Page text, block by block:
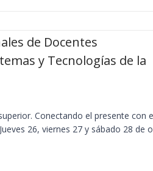
de Docentes
y Tecnologías de la
Conectando el presente con
26, viernes 27 y sábado 28 de